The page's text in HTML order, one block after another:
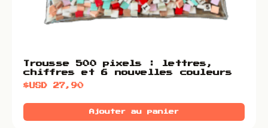
Trousse 500 pixels : lettres,
chiffres et 6 nouvelles couleurs
$USD27,90
Ajouter au panier